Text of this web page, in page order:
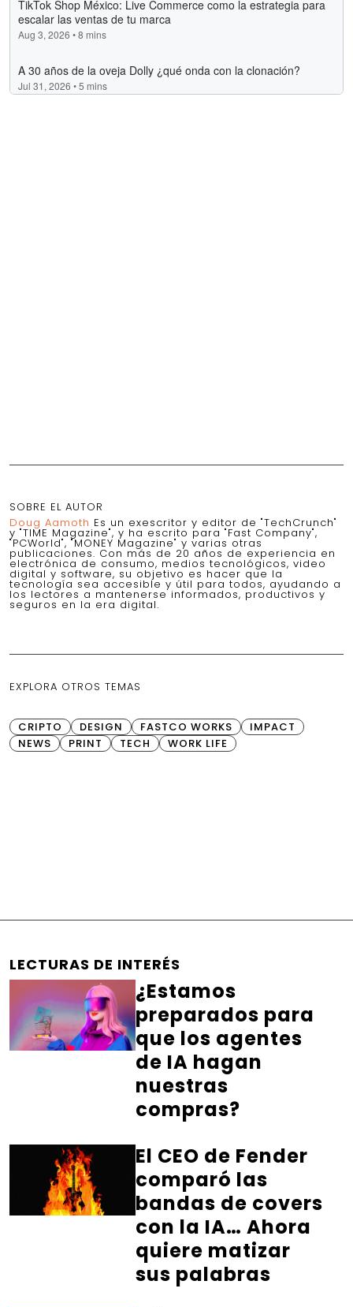
SOBRE EL AUTOR
Doug Aamoth Es un exescritor y editor de "TechCrunch"
y "TIME Magazine", y ha escrito para "Fast Company",
"PCWorld", "MONEY Magazine" y varias otras
publicaciones. Con más de 20 años de experiencia en
electrónica de consumo, medios tecnológicos, video
digital y software, su objetivo es hacer que la
tecnología sea accesible y útil para todos, ayudando a
los lectores a mantenerse informados, productivos y
seguros en la era digital.
EXPLORA OTROS TEMAS
CRIPTO DESIGN FASTCO WORKS
IMPACT
NEWS
PRINT TECH WORK LIFE
LECTURAS DE INTERÉS
¿Estamos
preparados para
que los agentes
de IA hagan
nuestras
compras?
El CEO de Fender
comparó las
bandas de covers
con la IA… Ahora
quiere matizar
sus palabras